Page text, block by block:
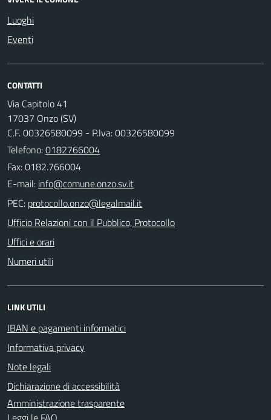
Luoghi
Eventi
CONTATTI
Via Capitolo 41
17037 Onzo (SV)
C.F. 00326580099 - P.Iva: 00326580099
Telefono:0182766004
Fax: 0182.766004
E-mail:
PEC:
Ufficio Relazioni con il Pubblico, Protocollo
Uffici e orari
Numeri utili
LINK UTILI
IBAN e pagamenti informatici
Informativa privacy
Note legali
Dichiarazione di accessibilità
Amministrazione trasparente